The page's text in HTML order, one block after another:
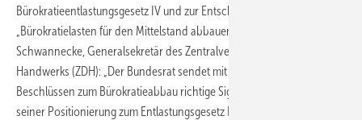
Bürokratieentlastungsgesetz IV und zur Entschließung
„Bürokratielasten für den Mittelstand abbauen“ erklärt Holger
Schwannecke, Generalsekretär des Zentralverbandes des Deutschen
Handwerks (ZDH): „Der Bundesrat sendet mit seinen beiden
Beschlüssen zum Bürokratieabbau richtige Signale, hätte jedoch bei
seiner Positionierung zum Entlastungsgesetz IV mehr politischen Mut